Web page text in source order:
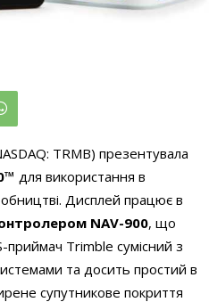
TRMB) презентувала
для використання в
Дисплей працює в
NAV-900, що
приймач Trimble сумісний з
та досить простий в
супутникове покриття